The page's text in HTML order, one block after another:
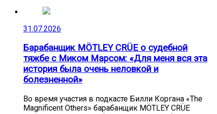
31.07.2026
Барабанщик MÖTLEY CRÜE о судебной
тяжбе с Миком Марсом: «Для меня вся эта
история была очень неловкой и
болезненной»
Во время участия в подкасте Билли Коргана «The
Magnificent Others» барабанщик MÖTLEY CRÜE